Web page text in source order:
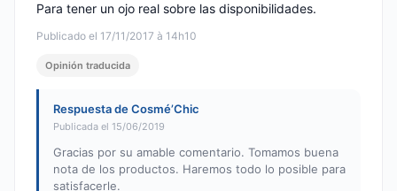
Publicado el 17/11/2017 à 14h10
Para tener un ojo real sobre las disponibilidades.
Opinión traducida
Respuesta de Cosmé’Chic
Publicada el 15/06/2019
Gracias por su amable comentario. Tomamos buena
nota de los productos. Haremos todo lo posible para
satisfacerle.